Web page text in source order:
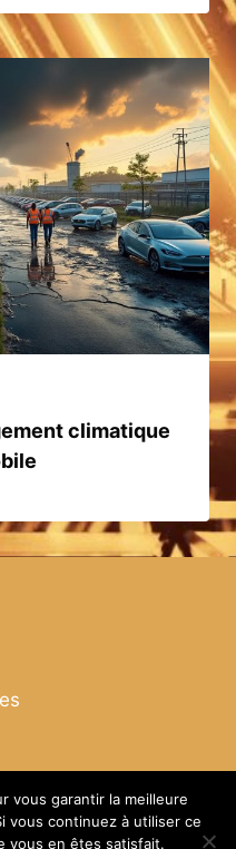
climatique
de vie
vous garantir la meilleure
vous continuez à utiliser ce
vous en êtes satisfait.